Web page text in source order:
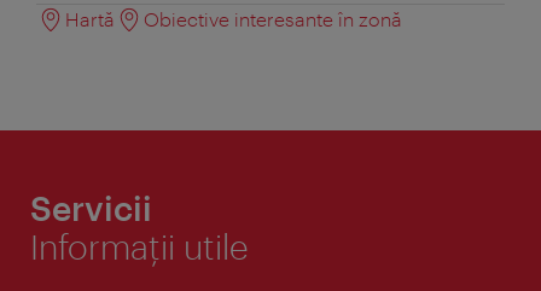
Hartă
Obiective interesante în zonă
Servicii
Informaţii utile